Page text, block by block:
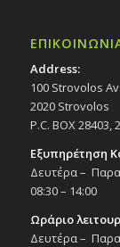
Address:
100 Strovolos
2020 Strovolos
P.C. BOX 28403,
Εξυπηρέτηση
Δευτέρα –
08:30 – 14:00
Ωράριο
Δευτέρα –